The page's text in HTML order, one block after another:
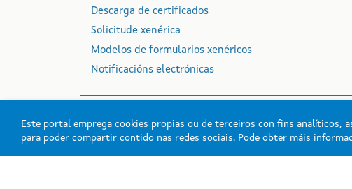
Descarga de certificados
Solicitude xenérica
Modelos de formularios xenéricos
Notificacións electrónicas
Este portal emprega cookies propias ou de terceiros con fins analíticos,
para poder compartir contido nas redes sociais. Pode obter máis